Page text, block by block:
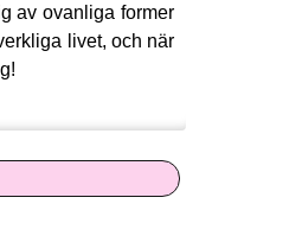
av ovanliga former
livet, och när